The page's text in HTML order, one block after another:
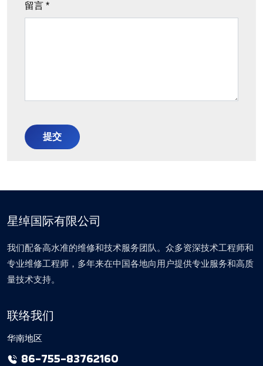
留言 *
提交
星绰国际有限公司
我们配备高水准的维修和技术服务团队。众多资深技术工程师和
专业维修工程师，多年来在中国各地向用户提供专业服务和高质
量技术支持。
联络我们
华南地区
86-755-83762160